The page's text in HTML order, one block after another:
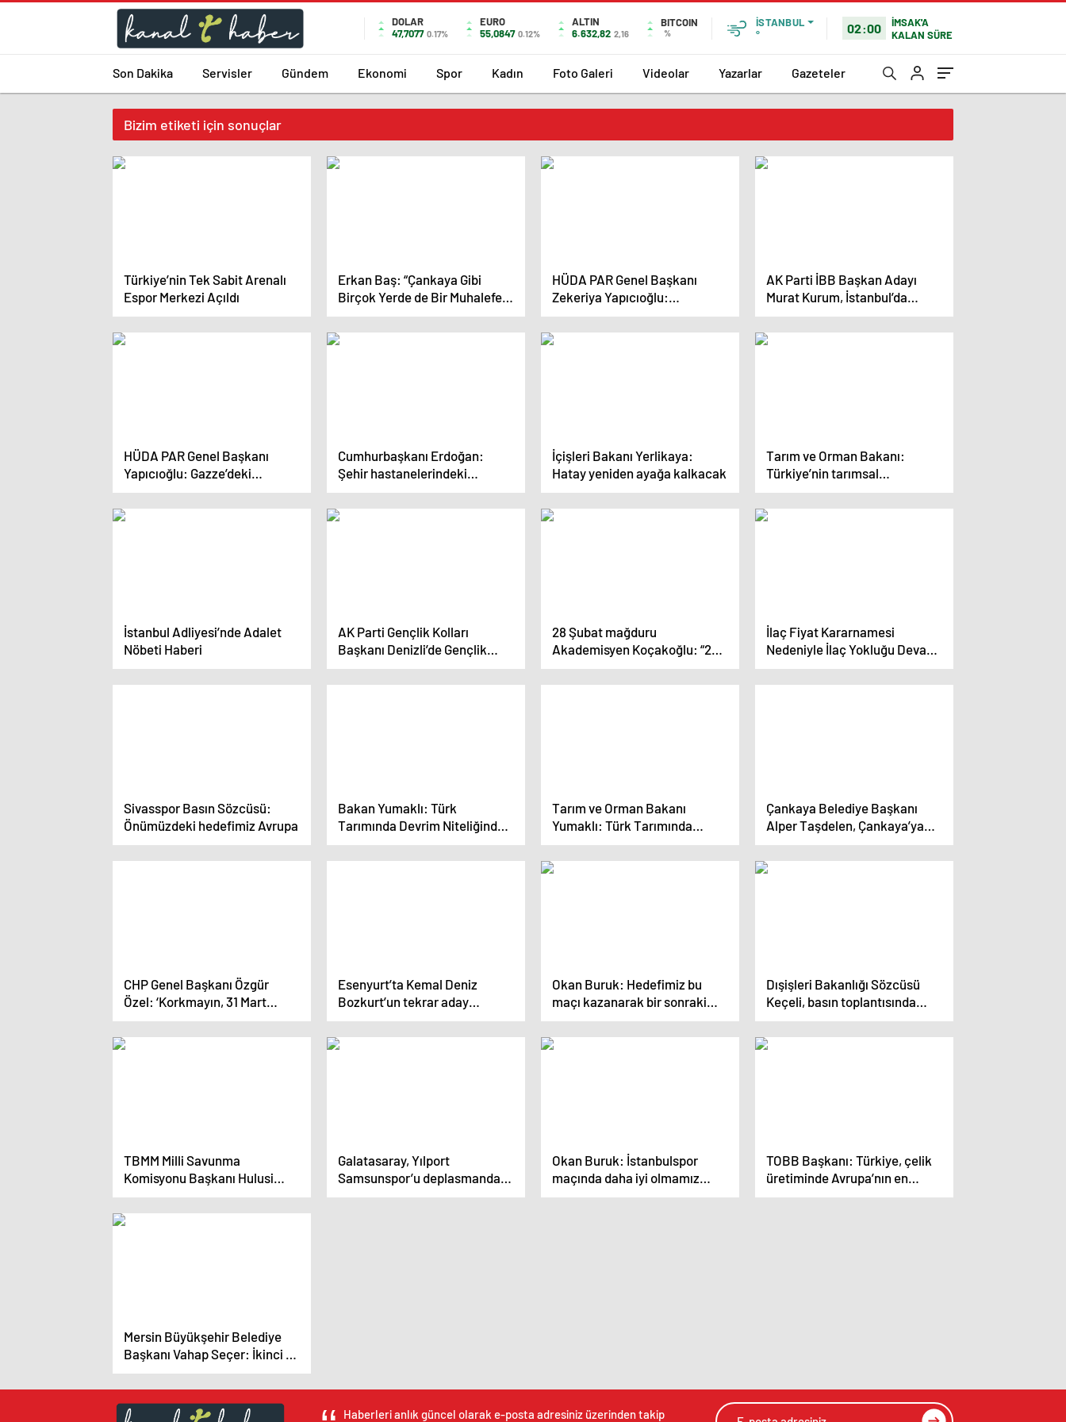
DOLAR
47,7077 0.17%
EURO
55,0847 0.12%
ALTIN
6.632,82 2,16
BITCOIN
%
İSTANBUL
°
02:00
İMSAK'A
KALAN SÜRE
Son Dakika Servisler Gündem Ekonomi Spor Kadın Foto Galeri Videolar Yazarlar Gazeteler
Bizim etiketi için sonuçlar
Türkiye’nin Tek Sabit Arenalı
Espor Merkezi Açıldı
Erkan Baş: “Çankaya Gibi
Birçok Yerde de Bir Muhalefet
Tembelliği Başladı.
HÜDA PAR Genel Başkanı
Zekeriya Yapıcıoğlu:
“İçimizden şarkılı, türkülü,
müzikli, seçim kampanyaları
yapmak gelmiyor”
AK Parti İBB Başkan Adayı
Murat Kurum, İstanbul’da
Vatandaşlarla Buluştu
HÜDA PAR Genel Başkanı
Yapıcıoğlu: Gazze’deki
soykırım devam ederse seçim
kampanyası yapmak gelmiyor
Cumhurbaşkanı Erdoğan:
Şehir hastanelerindeki
eksiklikleri en kısa sürede
gidereceğiz
İçişleri Bakanı Yerlikaya:
Hatay yeniden ayağa kalkacak
Tarım ve Orman Bakanı:
Türkiye’nin tarımsal
üretiminde problem yok
İstanbul Adliyesi’nde Adalet
Nöbeti Haberi
AK Parti Gençlik Kolları
Başkanı Denizli’de Gençlik
Buluşması Programı’na Katıldı
28 Şubat mağduru
Akademisyen Koçakoğlu: “28
Şubat’ı hatırlatmak gibi bir
gayemiz yok, gayemiz 28
İlaç Fiyat Kararnamesi
Nedeniyle İlaç Yokluğu Devam
Ediyor
Sivasspor Basın Sözcüsü:
Önümüzdeki hedefimiz Avrupa
Bakan Yumaklı: Türk
Tarımında Devrim Niteliğinde
Düzenlemeler Yaptık
Tarım ve Orman Bakanı
Yumaklı: Türk Tarımında
Devrim Niteliğinde
Düzenlemeler Yaptık
Çankaya Belediye Başkanı
Alper Taşdelen, Çankaya’ya
başarılar diledi
CHP Genel Başkanı Özgür
Özel: ‘Korkmayın, 31 Mart
bizimdir, yarınlar bizimdir’
Esenyurt’ta Kemal Deniz
Bozkurt’un tekrar aday
gösterilmemesi tartışması
Okan Buruk: Hedefimiz bu
maçı kazanarak bir sonraki
maçın avantajını yakalamak
Dışişleri Bakanlığı Sözcüsü
Keçeli, basın toplantısında
konuştu: (2)
TBMM Milli Savunma
Komisyonu Başkanı Hulusi
Akar: ‘En Son Teröristi de
Etkisiz Hale Getirerek
Milletimizi Kurtarmak İstiyoruz’
Galatasaray, Yılport
Samsunspor’u deplasmanda
2-0 yendi
Okan Buruk: İstanbulspor
maçında daha iyi olmamız
gerekiyordu
TOBB Başkanı: Türkiye, çelik
üretiminde Avrupa’nın en
büyük üreticisi olmayı
Mersin Büyükşehir Belediye
Başkanı Vahap Seçer: İkinci 5
yılda daha güzel işler olacak
Haberleri anlık güncel olarak e-posta adresiniz üzerinden takip